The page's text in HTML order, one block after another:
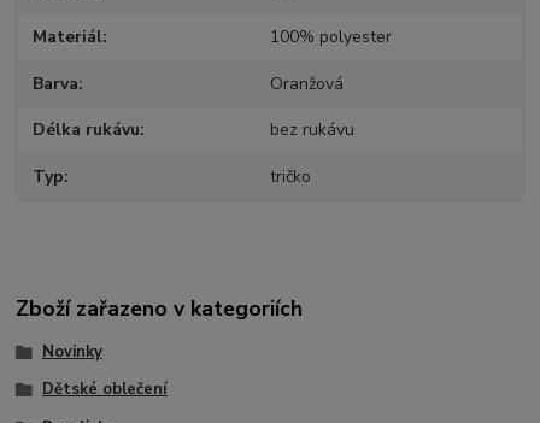
Materiál 100% polyester
Barva Oranžová
Délka rukávu bez rukávu
Typ tričko
Zboží zařazeno v kategoriích
Novinky
Dětské oblečení